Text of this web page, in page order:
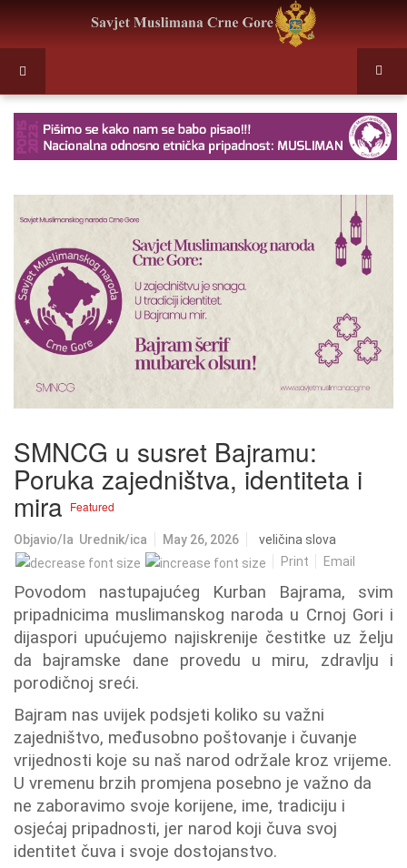
SMNCG u susret Bajramu:
Poruka zajedništva, identiteta i
mira Featured
Objavio/la Urednik/ica May 26, 2026
veličina slova
Print
Email
Povodom nastupajućeg Kurban Bajrama, svim
pripadnicima muslimanskog naroda u Crnoj Gori i
dijaspori upućujemo najiskrenije čestitke uz želju
da bajramske dane provedu u miru, zdravlju i
porodičnoj sreći.
Bajram nas uvijek podsjeti koliko su važni
zajedništvo, međusobno poštovanje i čuvanje
vrijednosti koje su naš narod održale kroz vrijeme.
U vremenu brzih promjena posebno je važno da
ne zaboravimo svoje korijene, ime, tradiciju i
osjećaj pripadnosti, jer narod koji čuva svoj
identitet čuva i svoje dostojanstvo.